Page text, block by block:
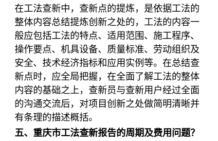
在工法查新中，查新点的提炼，是依据工法的
整体内容总结提炼创新之处的，工法的内容一
般应包括工法的特点、适用范围、施工程序、
操作要点、机具设备、质量标准、劳动组织及
安全、技术经济指标和应用实例等。在总结查
新点时，应全局把握，在全面了解工法的整体
内容的基础之上，查新员与查新用户经过全面
的沟通交流后，对项目创新之处做简明清晰并
有条理的描述概括。
五、重庆市工法查新报告的周期及费用问题？